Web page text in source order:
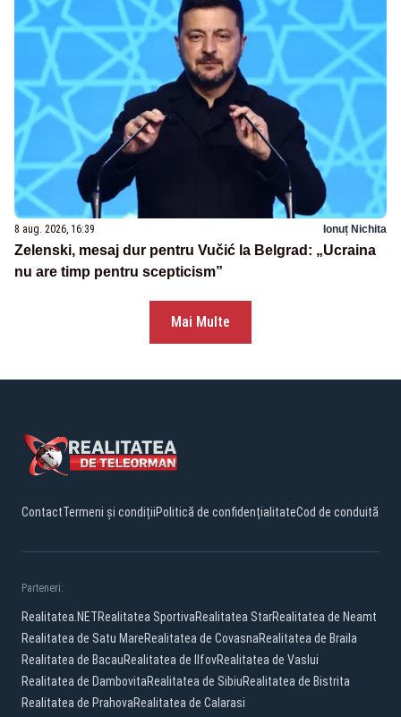
8 aug. 2026, 16:39 Ionuț Nichita
Zelenski, mesaj dur pentru Vučić la Belgrad: „Ucraina
nu are timp pentru scepticism”
Mai Multe
ContactTermeni și condițiiPolitică de confidențialitateCod de conduită
Parteneri:
Realitatea.NETRealitatea SportivaRealitatea StarRealitatea de Neamt
Realitatea de Satu MareRealitatea de CovasnaRealitatea de Braila
Realitatea de BacauRealitatea de IlfovRealitatea de Vaslui
Realitatea de DambovitaRealitatea de SibiuRealitatea de Bistrita
Realitatea de PrahovaRealitatea de Calarasi